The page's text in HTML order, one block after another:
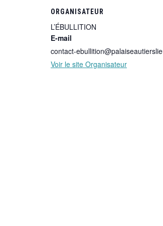
ORGANISATEUR
L’ÉBULLITION
E-mail
contact-
Voir le site Organisateur